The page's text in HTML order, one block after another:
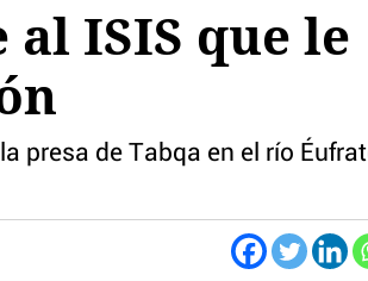
ISIS que le
presa de Tabqa en el río